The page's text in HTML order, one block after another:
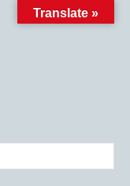
Translate »